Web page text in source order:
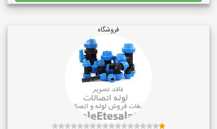
فروشگاه